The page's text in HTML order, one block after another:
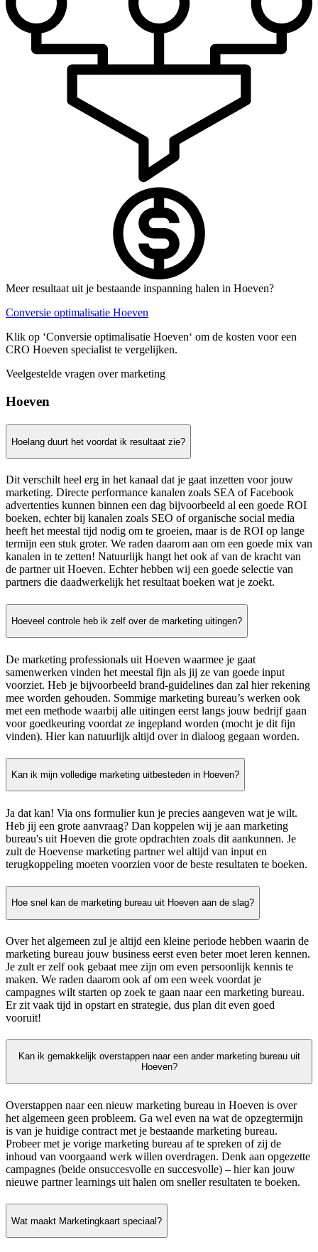
Meer resultaat uit je bestaande inspanning halen in Hoeven?
Conversie optimalisatie Hoeven
Klik op ‘Conversie optimalisatie Hoeven‘ om de kosten voor een
CRO Hoeven specialist te vergelijken.
Veelgestelde vragen over marketing
Hoeven
Hoelang duurt het voordat ik resultaat zie?
Dit verschilt heel erg in het kanaal dat je gaat inzetten voor jouw
marketing. Directe performance kanalen zoals SEA of Facebook
advertenties kunnen binnen een dag bijvoorbeeld al een goede ROI
boeken, echter bij kanalen zoals SEO of organische social media
heeft het meestal tijd nodig om te groeien, maar is de ROI op lange
termijn een stuk groter. We raden daarom aan om een goede mix van
kanalen in te zetten! Natuurlijk hangt het ook af van de kracht van
de partner uit Hoeven. Echter hebben wij een goede selectie van
partners die daadwerkelijk het resultaat boeken wat je zoekt.
Hoeveel controle heb ik zelf over de marketing uitingen?
De marketing professionals uit Hoeven waarmee je gaat
samenwerken vinden het meestal fijn als jij ze van goede input
voorziet. Heb je bijvoorbeeld brand-guidelines dan zal hier rekening
mee worden gehouden. Sommige marketing bureau’s werken ook
met een methode waarbij alle uitingen eerst langs jouw bedrijf gaan
voor goedkeuring voordat ze ingepland worden (mocht je dit fijn
vinden). Hier kan natuurlijk altijd over in dialoog gegaan worden.
Kan ik mijn volledige marketing uitbesteden in Hoeven?
Ja dat kan! Via ons formulier kun je precies aangeven wat je wilt.
Heb jij een grote aanvraag? Dan koppelen wij je aan marketing
bureau's uit Hoeven die grote opdrachten zoals dit aankunnen. Je
zult de Hoevense marketing partner wel altijd van input en
terugkoppeling moeten voorzien voor de beste resultaten te boeken.
Hoe snel kan de marketing bureau uit Hoeven aan de slag?
Over het algemeen zul je altijd een kleine periode hebben waarin de
marketing bureau jouw business eerst even beter moet leren kennen.
Je zult er zelf ook gebaat mee zijn om even persoonlijk kennis te
maken. We raden daarom ook af om een week voordat je
campagnes wilt starten op zoek te gaan naar een marketing bureau.
Er zit vaak tijd in opstart en strategie, dus plan dit even goed
vooruit!
Kan ik gemakkelijk overstappen naar een ander marketing bureau uit
Hoeven?
Overstappen naar een nieuw marketing bureau in Hoeven is over
het algemeen geen probleem. Ga wel even na wat de opzegtermijn
is van je huidige contract met je bestaande marketing bureau.
Probeer met je vorige marketing bureau af te spreken of zij de
inhoud van voorgaand werk willen overdragen. Denk aan opgezette
campagnes (beide onsuccesvolle en succesvolle) – hier kan jouw
nieuwe partner learnings uit halen om sneller resultaten te boeken.
Wat maakt Marketingkaart speciaal?